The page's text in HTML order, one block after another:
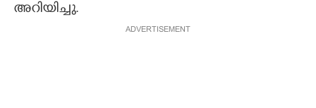
അറിയിച്ചു.
ADVERTISEMENT